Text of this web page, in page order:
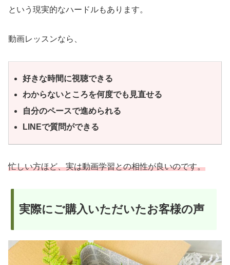
という現実的なハードルもあります。
動画レッスンなら、
好きな時間に視聴できる
わからないところを何度でも見直せる
自分のペースで進められる
LINEで質問ができる
忙しい方ほど、実は動画学習との相性が良いのです。
実際にご購入いただいたお客様の声